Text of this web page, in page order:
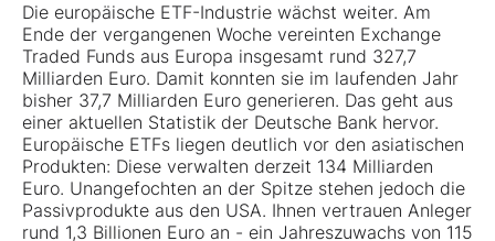
Folgen Sie uns
Kontakt
Die europäische ETF-Industrie wächst weiter. Am
Ende der vergangenen Woche vereinten Exchange
Traded Funds aus Europa insgesamt rund 327,7
Milliarden Euro. Damit konnten sie im laufenden Jahr
bisher 37,7 Milliarden Euro generieren. Das geht aus
einer aktuellen Statistik der Deutsche Bank hervor.
Europäische ETFs liegen deutlich vor den asiatischen
Produkten: Diese verwalten derzeit 134 Milliarden
Euro. Unangefochten an der Spitze stehen jedoch die
Passivprodukte aus den USA. Ihnen vertrauen Anleger
rund 1,3 Billionen Euro an - ein Jahreszuwachs von 115